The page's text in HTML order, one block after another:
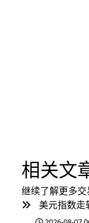
相关文
继续了解更多
美元指数走